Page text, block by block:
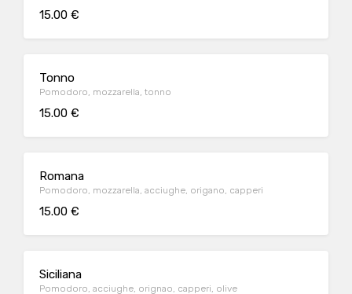
15.00 €
Tonno
Pomodoro, mozzarella, tonno
15.00 €
Romana
Pomodoro, mozzarella, acciughe, origano, capperi
15.00 €
Siciliana
Pomodoro, acciughe, orignao, capperi, olive